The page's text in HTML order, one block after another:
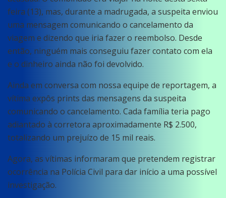
feira (13), mas, durante a madrugada, a suspeita enviou
uma mensagem comunicando o cancelamento da
viagem e dizendo que iria fazer o reembolso. Desde
então, ninguém mais conseguiu fazer contato com ela
e o dinheiro ainda não foi devolvido.
Ainda em conversa com nossa equipe de reportagem, a
vítima expôs prints das mensagens da suspeita
comunicando o cancelamento. Cada família teria pago
adiantado à corretora aproximadamente R$ 2.500,
totalizando um prejuízo de 15 mil reais.
Agora, as vítimas informaram que pretendem registrar
ocorrência na Polícia Civil para dar início a uma possível
investigação.